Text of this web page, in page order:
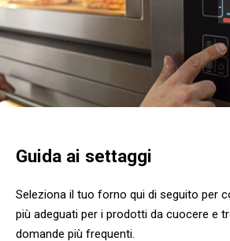
Guida ai settaggi
Seleziona il tuo forno qui di seguito per
più adeguati per i prodotti da cuocere e
domande più frequenti.